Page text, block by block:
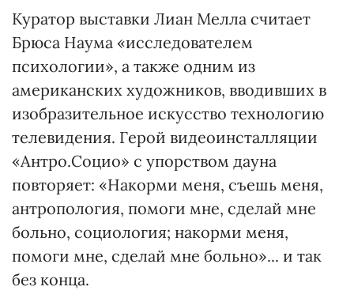
Куратор выставки Лиан Мелла считает
Брюса Наума «исследователем
психологии», а также одним из
американских художников, вводивших в
изобразительное искусство технологию
телевидения. Герой видеоинсталляции
«Антро.Социо» с упорством дауна
повторяет: «Накорми меня, съешь меня,
антропология, помоги мне, сделай мне
больно, социология; накорми меня,
помоги мне, сделай мне больно»... и так
без конца.